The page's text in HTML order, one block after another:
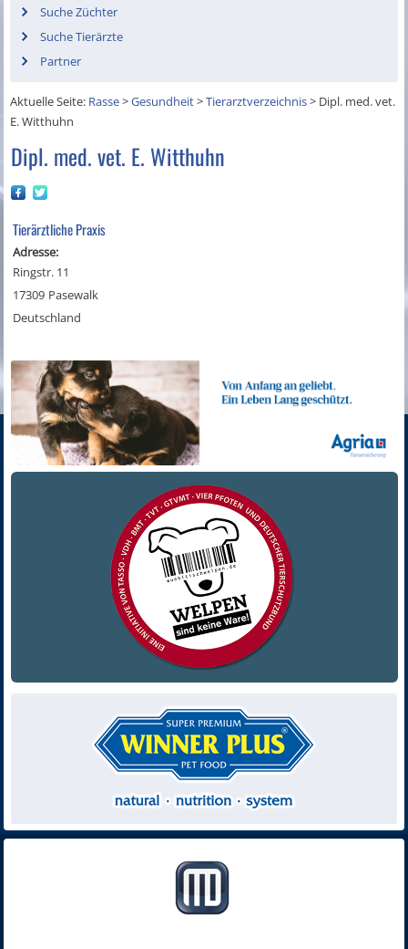
Suche Züchter
Suche Tierärzte
Partner
Aktuelle Seite: Rasse>Gesundheit>Tierarztverzeichnis> Dipl. med. vet.
E. Witthuhn
Dipl. med. vet. E. Witthuhn
Tierärztliche Praxis
Adresse:
Ringstr. 11
17309 Pasewalk
Deutschland